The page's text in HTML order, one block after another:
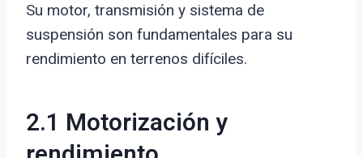
Su motor, transmisión y sistema de
suspensión son fundamentales para su
rendimiento en terrenos difíciles.
2.1 Motorización y